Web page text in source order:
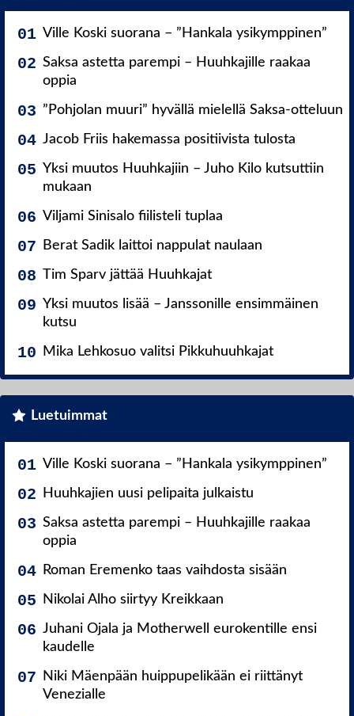
Ville Koski suorana – ”Hankala ysikymppinen”
Saksa astetta parempi – Huuhkajille raakaa
oppia
”Pohjolan muuri” hyvällä mielellä Saksa-otteluun
Jacob Friis hakemassa positiivista tulosta
Yksi muutos Huuhkajiin – Juho Kilo kutsuttiin
mukaan
Viljami Sinisalo fiilisteli tuplaa
Berat Sadik laittoi nappulat naulaan
Tim Sparv jättää Huuhkajat
Yksi muutos lisää – Janssonille ensimmäinen
kutsu
Mika Lehkosuo valitsi Pikkuhuuhkajat
Luetuimmat
Ville Koski suorana – ”Hankala ysikymppinen”
Huuhkajien uusi pelipaita julkaistu
Saksa astetta parempi – Huuhkajille raakaa
oppia
Roman Eremenko taas vaihdosta sisään
Nikolai Alho siirtyy Kreikkaan
Juhani Ojala ja Motherwell eurokentille ensi
kaudelle
Niki Mäenpään huippupelikään ei riittänyt
Venezialle